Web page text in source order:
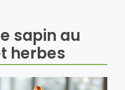
sapin au
herbes